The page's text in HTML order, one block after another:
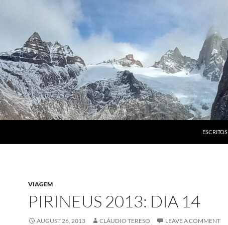
ESCRITOS
VIAGEM
PIRINEUS 2013: DIA 14
AUGUST 26, 2013 CLÁUDIO TERESO LEAVE A COMMENT